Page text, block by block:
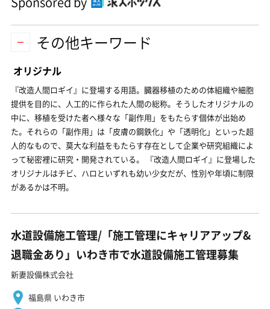
その他キーワード
オリジナル
『改造人間ロギイ』に登場する用語。臓器移植のための体組織や細胞
提供を目的に、人工的に作られた人間の総称。そうしたオリジナルの
中に、移植を受けた者へ様々な「副作用」をもたらす個体が出始め
た。それらの「副作用」は「皮膚の鋼鉄化」や「透明化」といった超
人的なもので、莫大な利益をもたらす存在として企業や研究組織によ
って秘密裡に研究・開発されている。 『改造人間ロギイ』に登場した
オリジナルはチビ、ハロといずれも幼い少女だが、性別や年頃に制限
があるかは不明。
水道設備施工管理/「施工管理にキャリアアップ&
退職金あり」いわき市で水道設備施工管理募集
新妻設備株式会社
福島県 いわき市